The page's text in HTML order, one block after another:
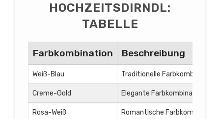
HOCHZEITSDIRNDL:
TABELLE
Farbkombination Beschreibung
Weiß-Blau Traditionelle
Creme-Gold Elegante Farbkombination,
Rosa-Weiß Romantische